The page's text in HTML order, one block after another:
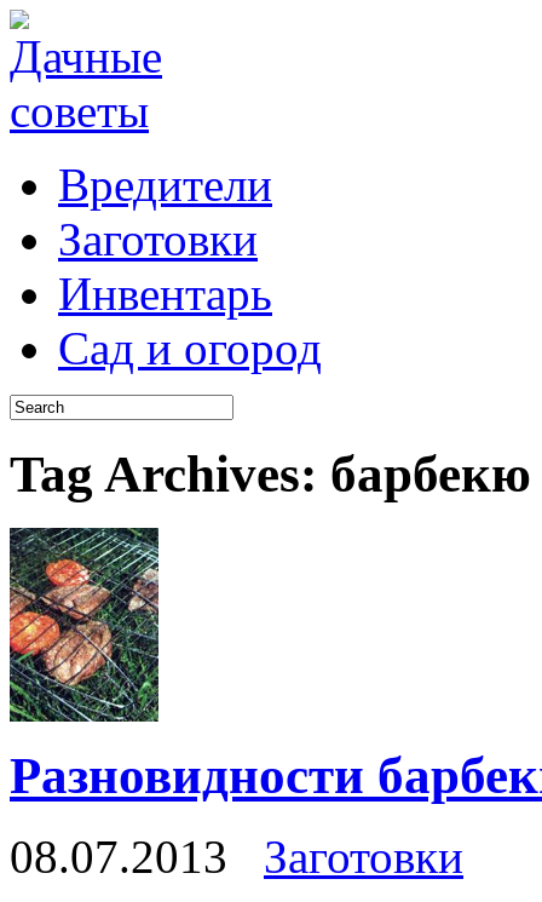
Вредители
Заготовки
Инвентарь
Сад и огород
Tag Archives: барбекю
Разновидности
08.07.2013
Заготовки